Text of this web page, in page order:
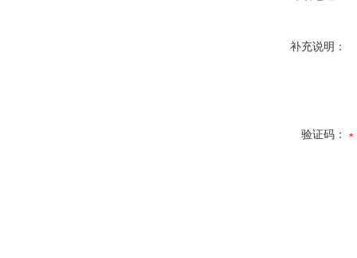
补充说明：
验证码：